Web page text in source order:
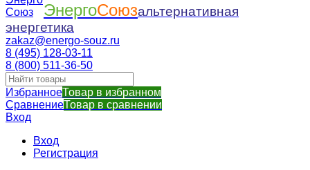
ЭнергоСоюзальтернативная
энергетика
zakaz@energo-souz.ru
8 (495) 128-03-11
8 (800) 511-36-50
ИзбранноеТовар в избранном
СравнениеТовар в сравнении
Вход
Вход
Регистрация